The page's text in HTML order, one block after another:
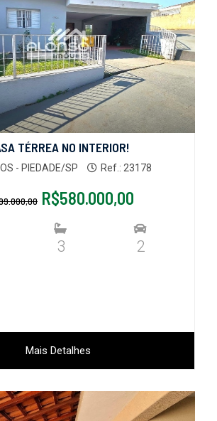
TÉRREA NO INTERIOR!
- PIEDADE/SP Ref.: 23178
R$580.000,00
3 2
Mais Detalhes